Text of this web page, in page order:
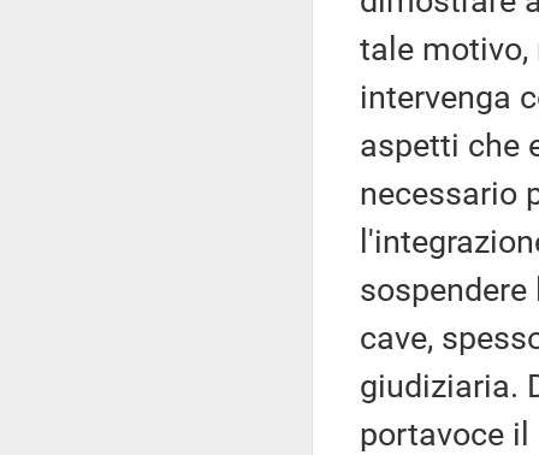
tale motivo,
intervenga
aspetti che
necessario
cave,
giudiziaria.
portavoce il